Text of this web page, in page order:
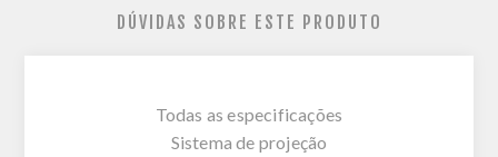
DÚVIDAS SOBRE ESTE PRODUTO
Todas as especificações
Sistema de projeção